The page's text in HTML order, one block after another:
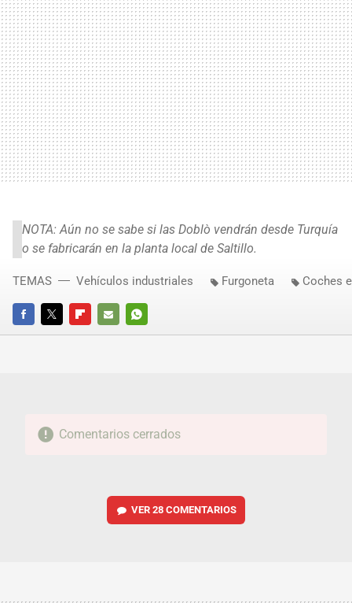
NOTA: Aún no se sabe si las Doblò vendrán desde Turquía
o se fabricarán en la planta local de Saltillo.
FACEBOOKTWITTERFLIPBOARD
E-
WHATSAPP
TEMAS Vehículos industriales Furgoneta Coches
Comentarios cerrados
VER 28 COMENTARIOS